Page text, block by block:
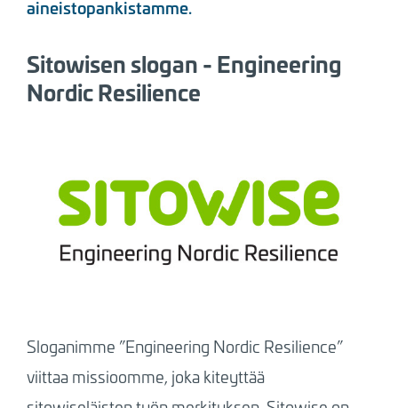
aineistopankistamme.
Sitowisen slogan - Engineering
Nordic Resilience
Sloganimme ”Engineering Nordic Resilience”
viittaa missioomme, joka kiteyttää